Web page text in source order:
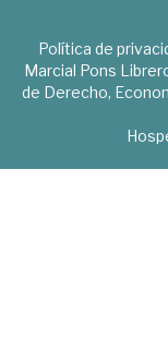
Política de
Marcial Pons
de Derecho,